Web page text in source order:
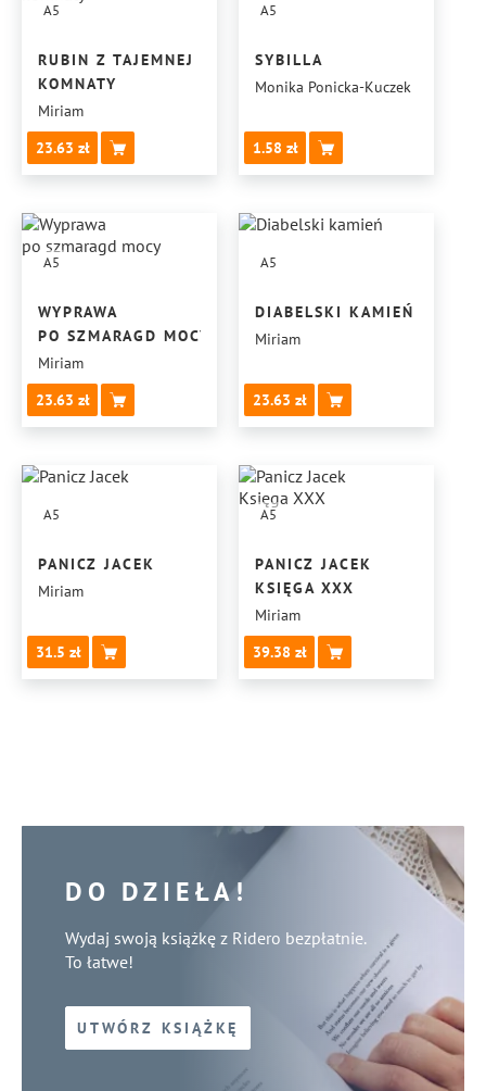
A5
RUBIN Z TAJEMNEJ
KOMNATY
Miriam
23.63
A5
SYBILLA
Monika Ponicka-Kuczek
1.58
A5
WYPRAWA
PO SZMARAGD MOCY
Miriam
23.63
A5
DIABELSKI KAMIEŃ
Miriam
23.63
A5
PANICZ JACEK
Miriam
31.5
A5
PANICZ JACEK
KSIĘGA XXX
Miriam
39.38
DO DZIEŁA!
Wydaj swoją książkę z Ridero bezpłatnie.
To łatwe!
UTWÓRZ KSIĄŻKĘ